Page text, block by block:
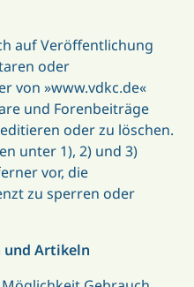
auf Veröffentlichung
oder
von »www.vdkc.de«
und Forenbeiträge
oder zu löschen.
unter 1), 2) und 3)
vor, die
zu sperren oder
und Artikeln